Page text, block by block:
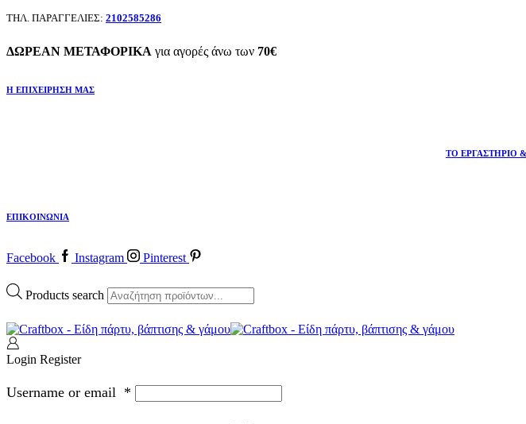
ΤΗΛ. ΠΑΡΑΓΓΕΛΙΕΣ: 2102585286
ΔΩΡΕΑΝ ΜΕΤΑΦΟΡΙΚΑ για αγορές άνω των 70€
Η ΕΠΙΧΕΙΡΗΣΗ ΜΑΣ
ΤΟ ΕΡΓΑΣΤΗΡΙΟ
ΕΠΙΚΟΙΝΩΝΙΑ
Facebook Instagram Pinterest
Products search
Login Register
Username or email *